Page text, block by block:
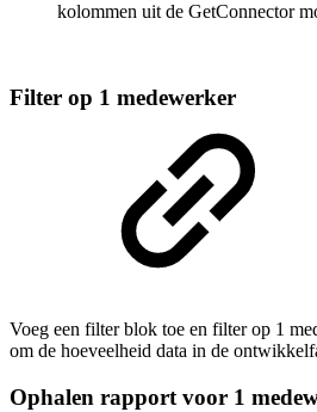
kolommen uit de GetConnector
Filter op 1 medewerker
Voeg een filter blok toe en filter op 1
om de hoeveelheid data in de
Ophalen rapport voor 1